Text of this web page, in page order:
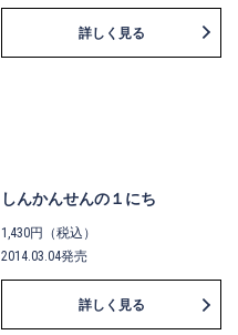
詳しく見る
しんかんせんの１にち
1,430円（税込）
2014.03.04発売
詳しく見る